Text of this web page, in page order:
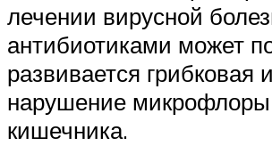
лечении вирусной
антибиотиками может
развивается грибковая
нарушение микрофлоры
кишечника.